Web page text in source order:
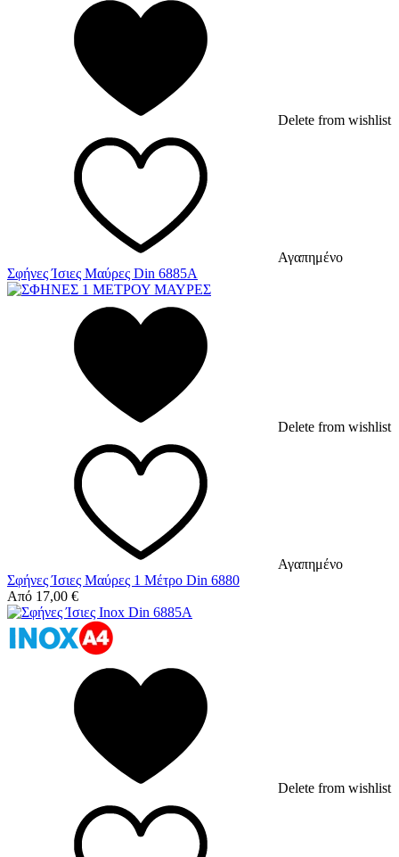
Delete from wishlist
Αγαπημένο
Σφήνες Ίσιες Μαύρες Din 6885A
Delete from wishlist
Αγαπημένο
Σφήνες Ίσιες Μαύρες 1 Μέτρο Din 6880
Από 17,00 €
Delete from wishlist